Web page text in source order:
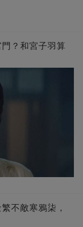
？和宮子羽算
不敵寒鴉柒，